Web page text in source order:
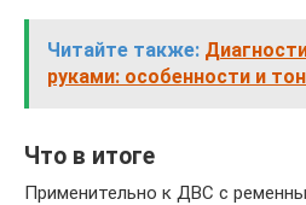
Читайте также:
руками: особенности и
Что в итоге
Применительно к ДВС с